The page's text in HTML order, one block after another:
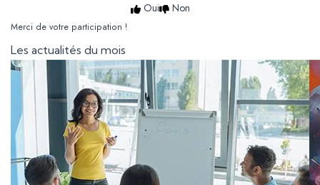
Oui
Non
Merci de votre participation !
Les actualités du mois